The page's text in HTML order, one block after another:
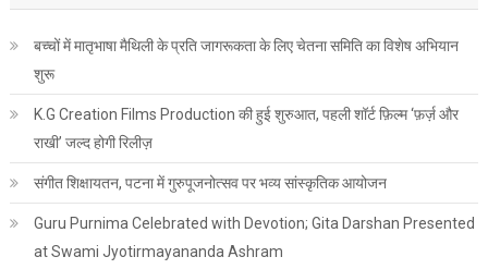
बच्चों में मातृभाषा मैथिली के प्रति जागरूकता के लिए चेतना समिति का विशेष अभियान
शुरू
K.G Creation Films Production की हुई शुरुआत, पहली शॉर्ट फ़िल्म ‘फ़र्ज़ और
राखी’ जल्द होगी रिलीज़
संगीत शिक्षायतन, पटना में गुरुपूजनोत्सव पर भव्य सांस्कृतिक आयोजन
Guru Purnima Celebrated with Devotion; Gita Darshan Presented
at Swami Jyotirmayananda Ashram